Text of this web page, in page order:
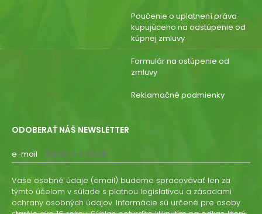
Poučenie o uplatnení práva
kupujúceho na odstúpenie od
kúpnej zmluvy
Formulár na ostúpenie od
zmluvy
Reklamačné podmienky
ODOBERAŤ NÁŠ NEWSLETTER
e-mail
Vaše osobné údaje (email) budeme spracovávať len za
týmto účelom v súlade s platnou legislatívou a zásadami
ochrany osobných údajov. Informácie sú určené pre osoby